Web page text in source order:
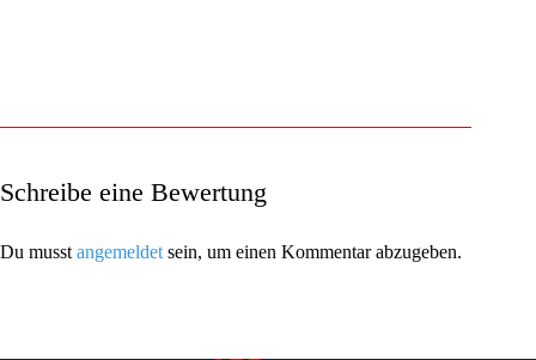
Schreibe eine Bewertung
Du musst angemeldet sein, um einen Kommentar abzugeben.